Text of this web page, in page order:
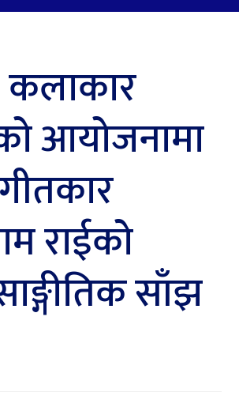
आयोजनामा
राईको
साँझ